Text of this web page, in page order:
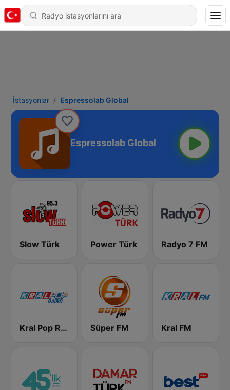
İstasyonlar Espressolab Global
Espressolab Global
Slow Türk Power Türk Radyo 7 FM
Kral Pop Radyo Süper FM Kral FM